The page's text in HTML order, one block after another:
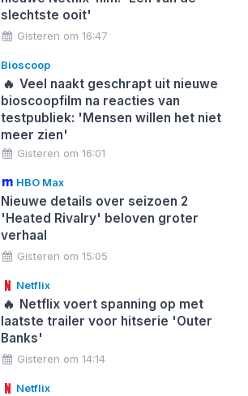
slechtste ooit'
Gisteren om 16:47
Bioscoop
🔥 Veel naakt geschrapt uit nieuwe
bioscoopfilm na reacties van
testpubliek: 'Mensen willen het niet
meer zien'
Gisteren om 16:01
HBO Max
Nieuwe details over seizoen 2
'Heated Rivalry' beloven groter
verhaal
Gisteren om 15:05
Netflix
🔥 Netflix voert spanning op met
laatste trailer voor hitserie 'Outer
Banks'
Gisteren om 14:14
Netflix